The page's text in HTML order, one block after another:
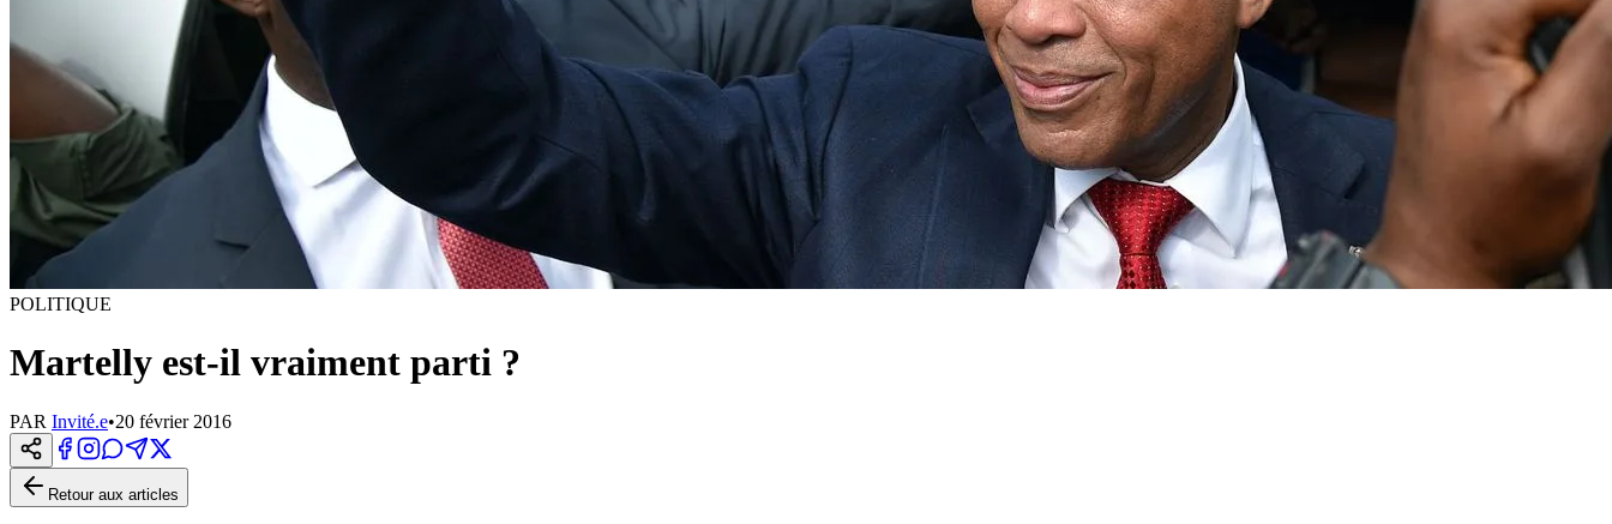
POLITIQUE
Martelly est-il vraiment parti ?
PAR Invité.e•20 février 2016
Retour aux articles